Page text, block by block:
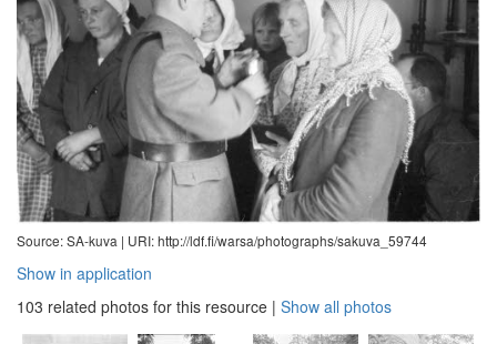
Source: SA-kuva | URI: http://ldf.fi/warsa/photographs/sakuva_59744
Show in application
103 related photos for this resource | Show all photos